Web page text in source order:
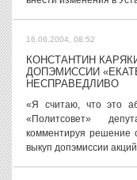
16.06.2004, 08:52
КОНСТАНТИН
ДОПЭМИССИИ
НЕСПРАВЕДЛИВО
«Я считаю, что это
«Политсовет»
комментируя решение
выкуп допэмиссии